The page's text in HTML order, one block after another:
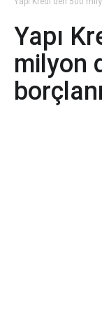
Yapı
milyon